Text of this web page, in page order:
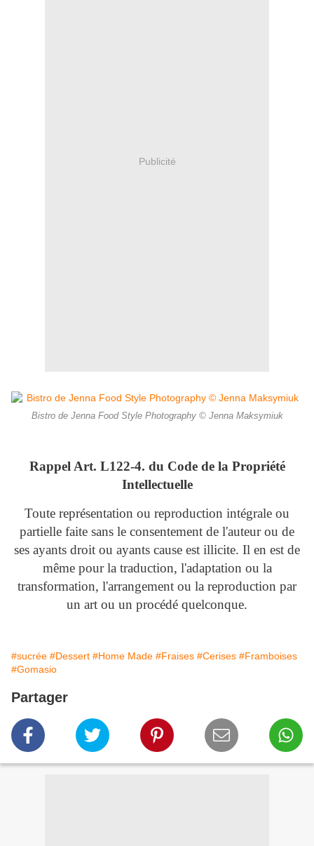
Publicité
Bistro de Jenna Food Style Photography © Jenna Maksymiuk
Rappel Art. L122-4. du Code de la Propriété
Intellectuelle
Toute représentation ou reproduction intégrale ou
partielle faite sans le consentement de l'auteur ou de
ses ayants droit ou ayants cause est illicite. Il en est de
même pour la traduction, l'adaptation ou la
transformation, l'arrangement ou la reproduction par
un art ou un procédé quelconque.
#sucrée #Dessert #Home Made #Fraises #Cerises #Framboises
#Gomasio
Partager